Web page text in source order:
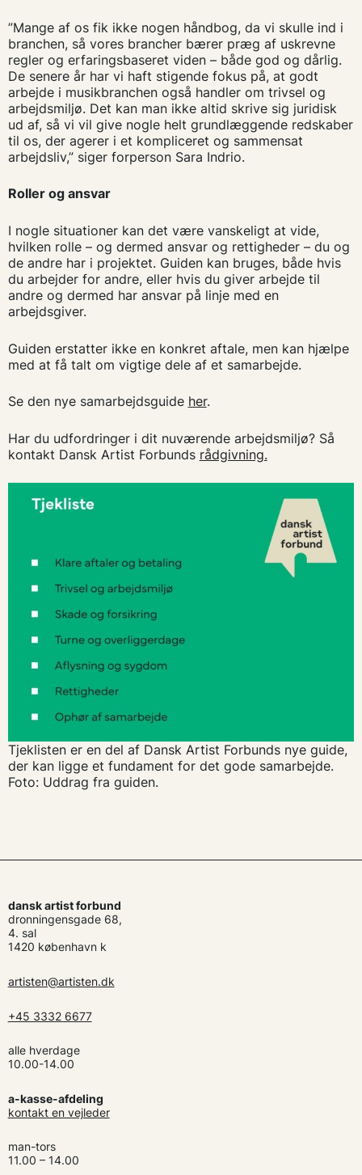
”Mange af os fik ikke nogen håndbog, da vi skulle ind i
branchen, så vores brancher bærer præg af uskrevne
regler og erfaringsbaseret viden – både god og dårlig.
De senere år har vi haft stigende fokus på, at godt
arbejde i musikbranchen også handler om trivsel og
arbejdsmiljø. Det kan man ikke altid skrive sig juridisk
ud af, så vi vil give nogle helt grundlæggende redskaber
til os, der agerer i et kompliceret og sammensat
arbejdsliv,” siger forperson Sara Indrio.
Roller og ansvar
I nogle situationer kan det være vanskeligt at vide,
hvilken rolle – og dermed ansvar og rettigheder – du og
de andre har i projektet. Guiden kan bruges, både hvis
du arbejder for andre, eller hvis du giver arbejde til
andre og dermed har ansvar på linje med en
arbejdsgiver.
Guiden erstatter ikke en konkret aftale, men kan hjælpe
med at få talt om vigtige dele af et samarbejde.
Se den nye samarbejdsguide her.
Har du udfordringer i dit nuværende arbejdsmiljø? Så
kontakt Dansk Artist Forbunds rådgivning.
Tjeklisten er en del af Dansk Artist Forbunds nye guide,
der kan ligge et fundament for det gode samarbejde.
Foto: Uddrag fra guiden.
dansk artist forbund
dronningensgade 68,
4. sal
1420 københavn k
artisten@artisten.dk
+45 3332 6677
alle hverdage
10.00-14.00
a-kasse-afdeling
kontakt en vejleder
man-tors
11.00 – 14.00